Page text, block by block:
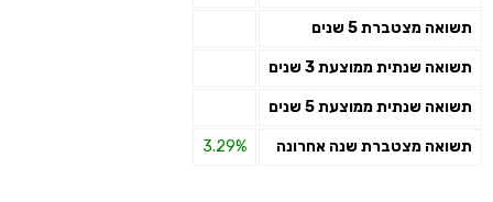
תשואה מצטברת 5 שנים
תשואה שנתית ממוצעת 3 שנים
תשואה שנתית ממוצעת 5 שנים
תשואה מצטברת שנה אחרונה 3.29%